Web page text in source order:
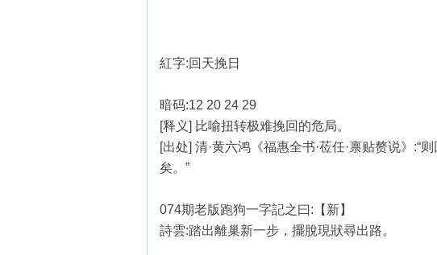
紅字:回天挽日
暗码:12 20 24 29
[释义] 比喻扭转极难挽回的危局。
[出处] 清·黄六鸿《福惠全书·莅任·禀贴赘说》:“
矣。”
074期老版跑狗一字記之曰:【新】
詩雲:踏出離巢新一步，擺脫現狀尋出路。